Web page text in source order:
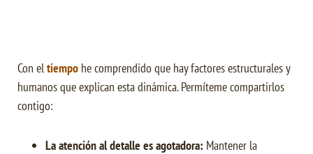
Con eltiempo he comprendido que hay factores estructurales y
humanos que explican esta dinámica. Permíteme compartirlos
contigo:
La atención al detalle es agotadora: Mantener la